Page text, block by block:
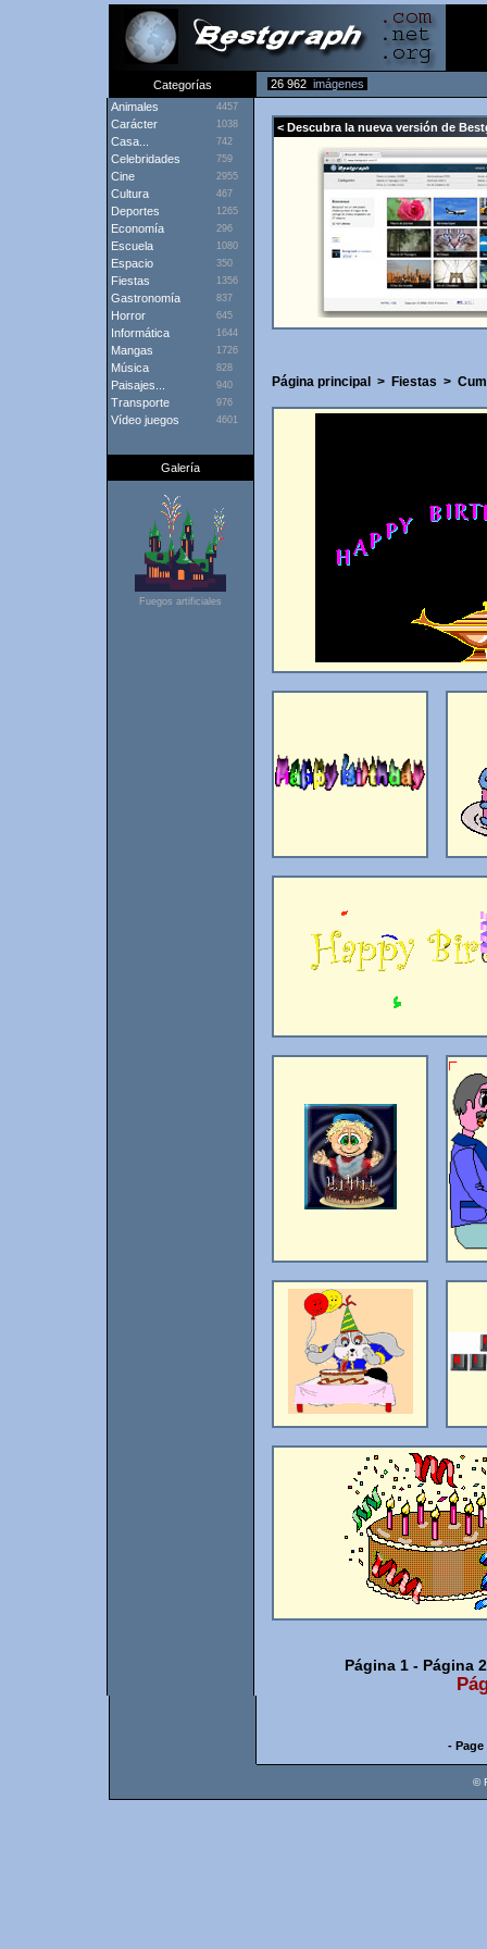
Categorías 26 962 imágenes
Animales
4457
Carácter 1038
Casa... 742
Celebridades 759
Cine 2955
Cultura 467
Deportes 1265
Economía 296
Escuela 1080
Espacio 350
Fiestas 1356
Gastronomía 837
Horror 645
Informática 1644
Mangas 1726
Música 828
Paisajes... 940
Transporte 976
Vídeo juegos 4601
Galería
Fuegos artificiales
< Descubra la nueva versión de
Página principal > Fiestas >
Página 1- Página 2
- Page
©